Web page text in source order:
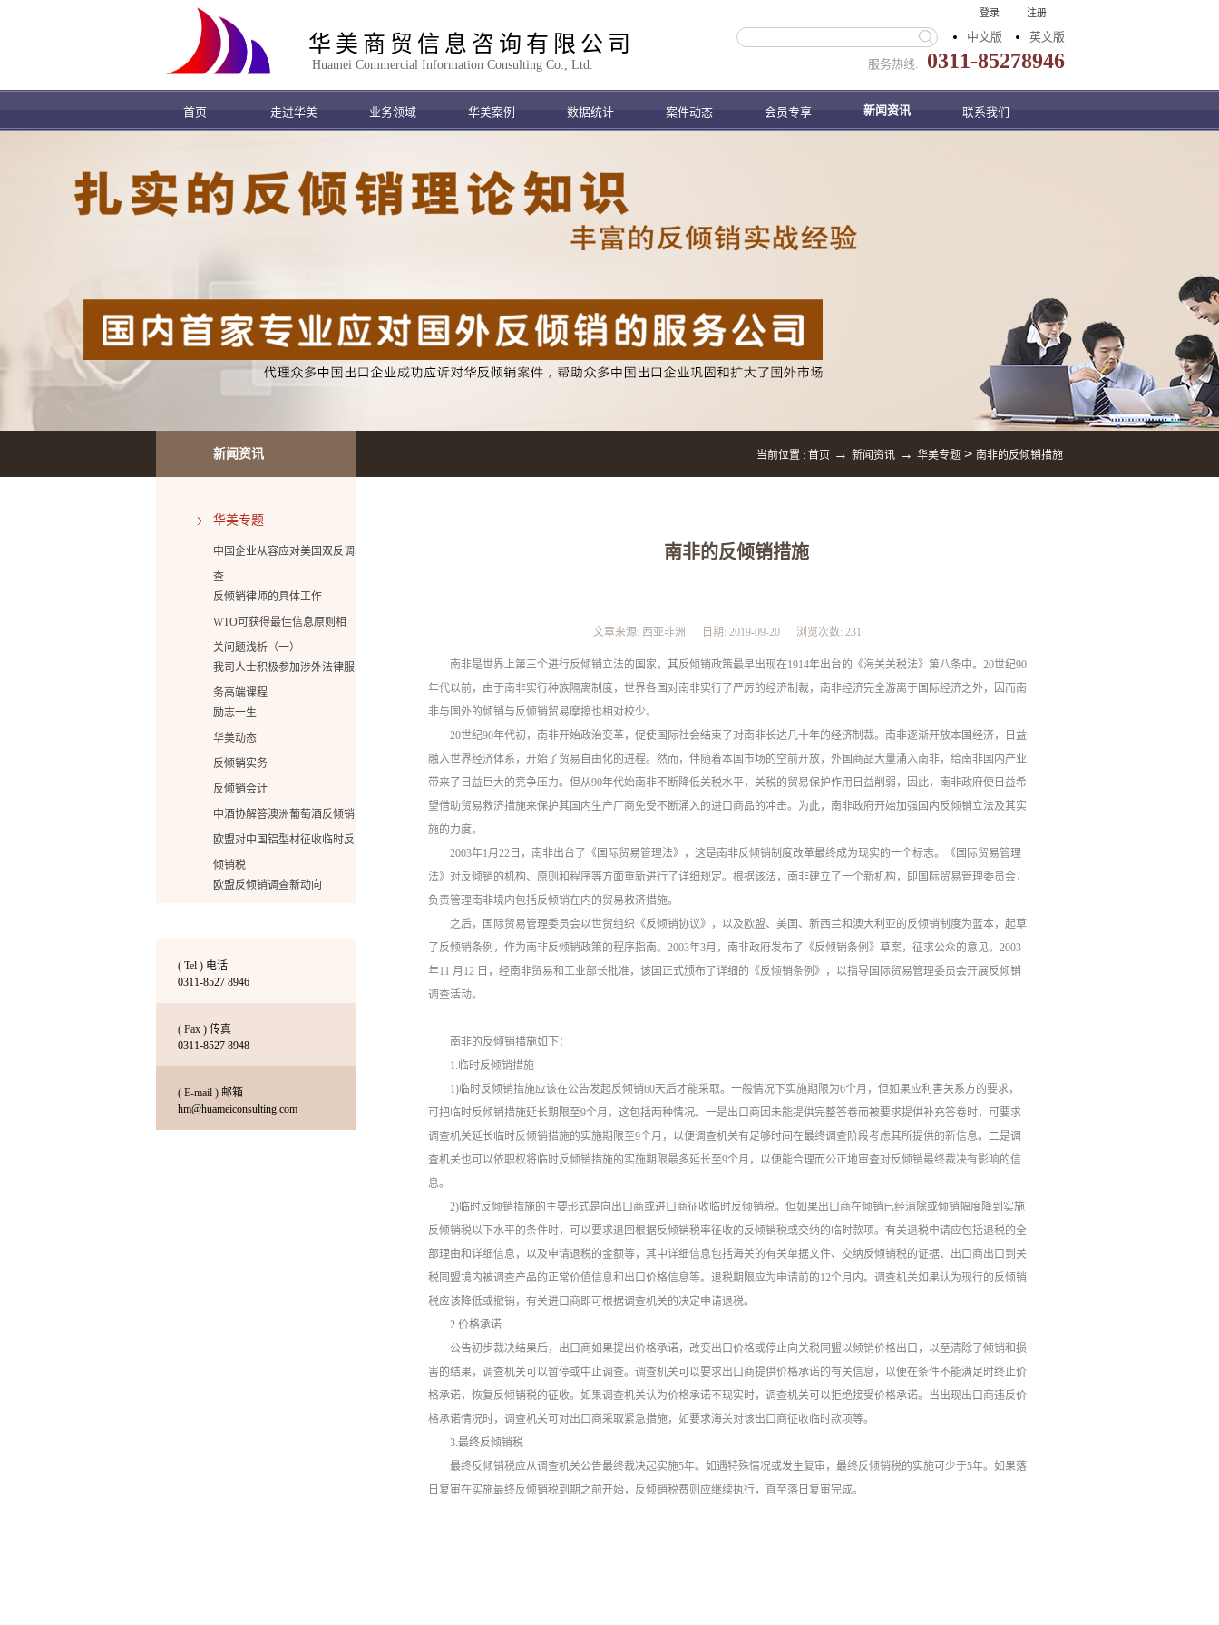
华美商贸信息咨询有限公司
Huamei Commercial Information Consulting Co., Ltd. 服务热线: 0311-85278946
中文版 英文版
登录 注册
首页 走进华美 业务领域 华美案例 数据统计 案件动态 会员专享 新闻资讯 联系我们
新闻资讯
华美专题
中国企业从容应对美国双反调
查
反倾销律师的具体工作
WTO可获得最佳信息原则相
关问题浅析（一）
我司人士积极参加涉外法律服
务高端课程
励志一生
华美动态
反倾销实务
反倾销会计
中酒协解答澳洲葡萄酒反倾销
欧盟对中国铝型材征收临时反
倾销税
欧盟反倾销调查新动向
倾销诉讼案胜诉的启示
普法反倾销
务啦！
华美增加出国签证办理的新业
床垫反倾销终裁：36家企业税
( Tel ) 电话
0311-8527 8946
( Fax ) 传真
0311-8527 8948
( E-mail ) 邮箱
hm@huameiconsulting.com
当前位置 : 首页 → 新闻资讯 → 华美专题 > 南非的反倾销措施
南非的反倾销措施
文章来源: 西亚非洲 日期: 2019-09-20 浏览次数: 231
南非是世界上第三个进行反倾销立法的国家，其反倾销政策最早出现在1914年出台的《海关关税法》第八条中。20世纪90
年代以前，由于南非实行种族隔离制度，世界各国对南非实行了严厉的经济制裁，南非经济完全游离于国际经济之外，因而南
非与国外的倾销与反倾销贸易摩擦也相对校少。
20世纪90年代初，南非开始政治变革，促使国际社会结束了对南非长达几十年的经济制裁。南非逐渐开放本国经济，日益
融入世界经济体系，开始了贸易自由化的进程。然而，伴随着本国市场的空前开放，外国商品大量涌入南非，给南非国内产业
带来了日益巨大的竞争压力。但从90年代始南非不断降低关税水平，关税的贸易保护作用日益削弱，因此，南非政府便日益希
望借助贸易救济措施来保护其国内生产厂商免受不断涌入的进口商品的冲击。为此，南非政府开始加强国内反倾销立法及其实
施的力度。
2003年1月22日，南非出台了《国际贸易管理法》，这是南非反倾销制度改革最终成为现实的一个标志。《国际贸易管理
法》对反倾销的机构、原则和程序等方面重新进行了详细规定。根据该法，南非建立了一个新机构，即国际贸易管理委员会，
负责管理南非境内包括反倾销在内的贸易救济措施。
之后，国际贸易管理委员会以世贸组织《反倾销协议》，以及欧盟、美国、新西兰和澳大利亚的反倾销制度为蓝本，起草
了反倾销条例，作为南非反倾销政策的程序指南。2003年3月，南非政府发布了《反倾销条例》草案，征求公众的意见。2003
年11 月12 日，经南非贸易和工业部长批准，该国正式颁布了详细的《反倾销条例》，以指导国际贸易管理委员会开展反倾销
调查活动。
南非的反倾销措施如下：
1.临时反倾销措施
1)临时反倾销措施应该在公告发起反倾销60天后才能采取。一般情况下实施期限为6个月，但如果应利害关系方的要求，
可把临时反倾销措施延长期限至9个月，这包括两种情况。一是出口商因未能提供完整答卷而被要求提供补充答卷时，可要求
调查机关延长临时反倾销措施的实施期限至9个月，以便调查机关有足够时间在最终调查阶段考虑其所提供的新信息。 二是调
查机关也可以依职权将临时反倾销措施的实施期限最多延长至9个月，以便能合理而公正地审查对反倾销最终裁决有影响的信
息。
2)临时反倾销措施的主要形式是向出口商或进口商征收临时反倾销税。但如果出口商在倾销已经消除或倾销幅度降到实施
反倾销税以下水平的条件时，可以要求退回根据反倾销税率征收的反倾销税或交纳的临时款项。有关退税申请应包括退税的全
部理由和详细信息，以及申请退税的金额等，其中详细信息包括海关的有关单据文件、交纳反倾销税的证据、出口商出口到关
税同盟境内被调查产品的正常价值信息和出口价格信息等。退税期限应为申请前的12个月内。调查机关如果认为现行的反倾销
税应该降低或撤销，有关进口商即可根据调查机关的决定申请退税。
2.价格承诺
公告初步裁决结果后，出口商如果提出价格承诺，改变出口价格或停止向关税同盟以倾销价格出口，以至清除了倾销和损
害的结果，调查机关可以暂停或中止调查。调查机关可以要求出口商提供价格承诺的有关信息，以便在条件不能满足时终止价
格承诺，恢复反倾销税的征收。如果调查机关认为价格承诺不现实时，调查机关可以拒绝接受价格承诺。当出现出口商违反价
格承诺情况时，调查机关可对出口商采取紧急措施，如要求海关对该出口商征收临时款项等。
3.最终反倾销税
最终反倾销税应从调查机关公告最终裁决起实施5年。如遇特殊情况或发生复审，最终反倾销税的实施可少于5年。如果落
日复审在实施最终反倾销税到期之前开始，反倾销税费则应继续执行，直至落日复审完成。